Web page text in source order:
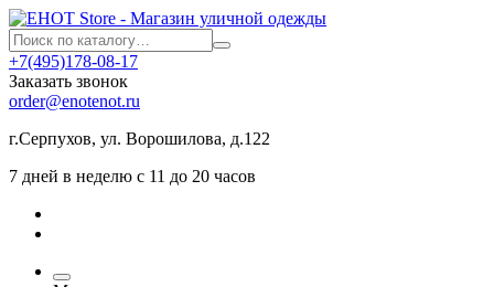
+7(495)178-08-17
Заказать звонок
order@enotenot.ru
г.Серпухов, ул. Ворошилова, д.122
7 дней в неделю с 11 до 20 часов